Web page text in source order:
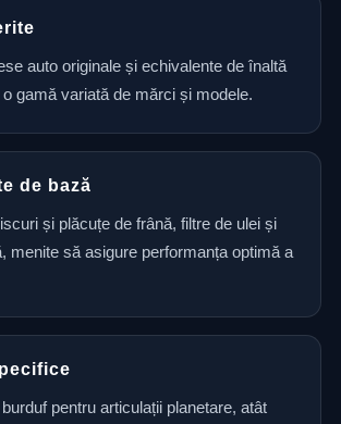
auto originale și echivalente de înaltă
gamă variată de mărci și modele.
de bază
și plăcuțe de frână, filtre de ulei și
menite să asigure performanța optimă a
pentru articulații planetare, atât